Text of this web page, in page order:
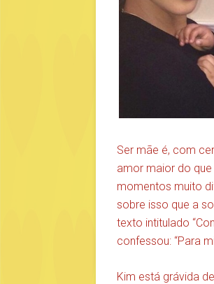
Ser mãe é, com
amor maior do
momentos muito
sobre isso que a
texto intitulado
confessou: “Para
Kim está grávida